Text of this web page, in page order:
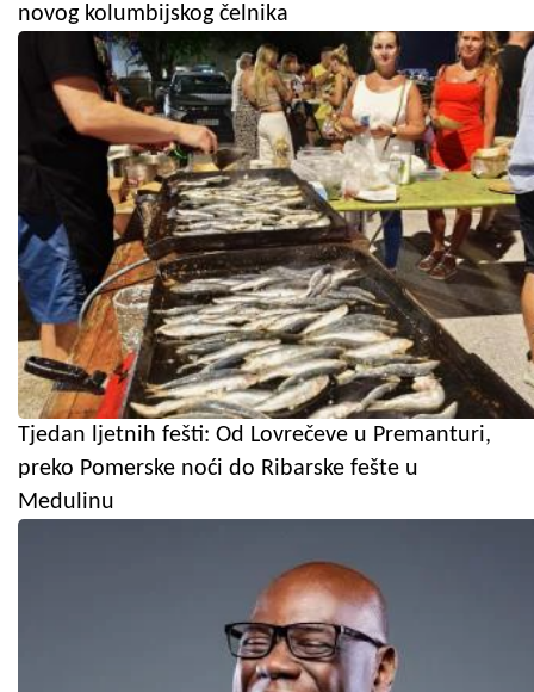
novog kolumbijskog čelnika
Tjedan ljetnih fešti: Od Lovrečeve u Premanturi,
preko Pomerske noći do Ribarske fešte u
Medulinu